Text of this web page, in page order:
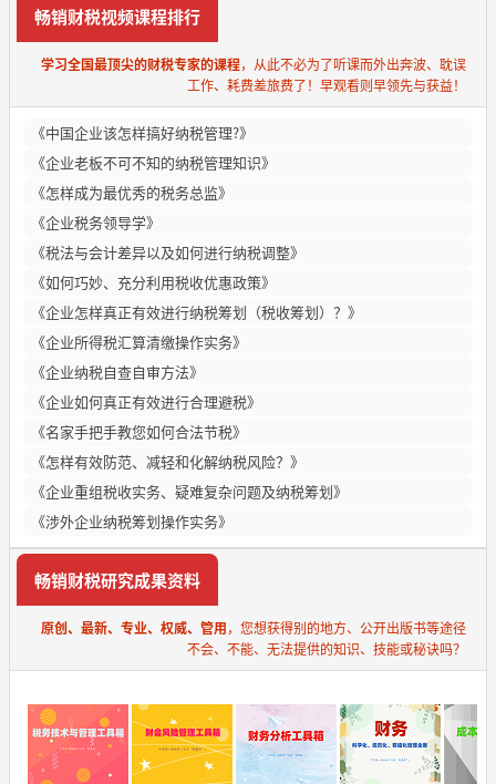
畅销财税视频课程排行
学习全国最顶尖的财税专家的课程，从此不必为了听课而外出奔波、耽误
工作、耗费差旅费了！早观看则早领先与获益！
《中国企业该怎样搞好纳税管理?》
《企业老板不可不知的纳税管理知识》
《怎样成为最优秀的税务总监》
《企业税务领导学》
《税法与会计差异以及如何进行纳税调整》
《如何巧妙、充分利用税收优惠政策》
《企业怎样真正有效进行纳税筹划（税收筹划）？》
《企业所得税汇算清缴操作实务》
《企业纳税自查自审方法》
《企业如何真正有效进行合理避税》
《名家手把手教您如何合法节税》
《怎样有效防范、减轻和化解纳税风险？》
《企业重组税收实务、疑难复杂问题及纳税筹划》
《涉外企业纳税筹划操作实务》
畅销财税研究成果资料
原创、最新、专业、权威、管用，您想获得别的地方、公开出版书等途径
不会、不能、无法提供的知识、技能或秘诀吗？